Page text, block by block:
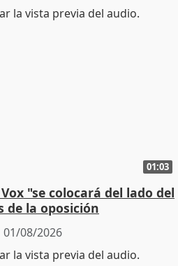
01:03
"se colocará del lado del
la oposición
01/08/2026